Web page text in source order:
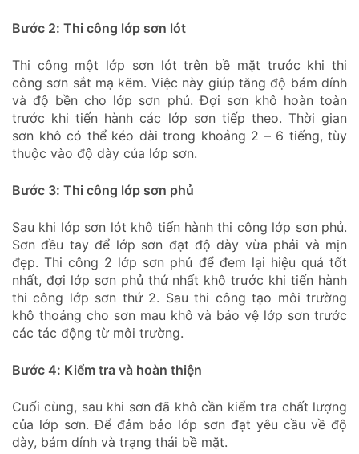
Bước 2: Thi công lớp sơn lót
Thi công một lớp sơn lót trên bề mặt trước khi thi
công sơn sắt mạ kẽm. Việc này giúp tăng độ bám dính
và độ bền cho lớp sơn phủ. Đợi sơn khô hoàn toàn
trước khi tiến hành các lớp sơn tiếp theo. Thời gian
sơn khô có thể kéo dài trong khoảng 2 – 6 tiếng, tùy
thuộc vào độ dày của lớp sơn.
Bước 3: Thi công lớp sơn phủ
Sau khi lớp sơn lót khô tiến hành thi công lớp sơn phủ.
Sơn đều tay để lớp sơn đạt độ dày vừa phải và mịn
đẹp. Thi công 2 lớp sơn phủ để đem lại hiệu quả tốt
nhất, đợi lớp sơn phủ thứ nhất khô trước khi tiến hành
thi công lớp sơn thứ 2. Sau thi công tạo môi trường
khô thoáng cho sơn mau khô và bảo vệ lớp sơn trước
các tác động từ môi trường.
Bước 4: Kiểm tra và hoàn thiện
Cuối cùng, sau khi sơn đã khô cần kiểm tra chất lượng
của lớp sơn. Để đảm bảo lớp sơn đạt yêu cầu về độ
dày, bám dính và trạng thái bề mặt.